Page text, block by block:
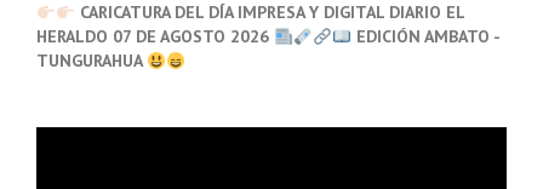
CARICATURA DEL DÍA IMPRESA Y DIGITAL DIARIO EL
HERALDO 07 DE AGOSTO 2026
EDICIÓN AMBATO -
TUNGURAHUA